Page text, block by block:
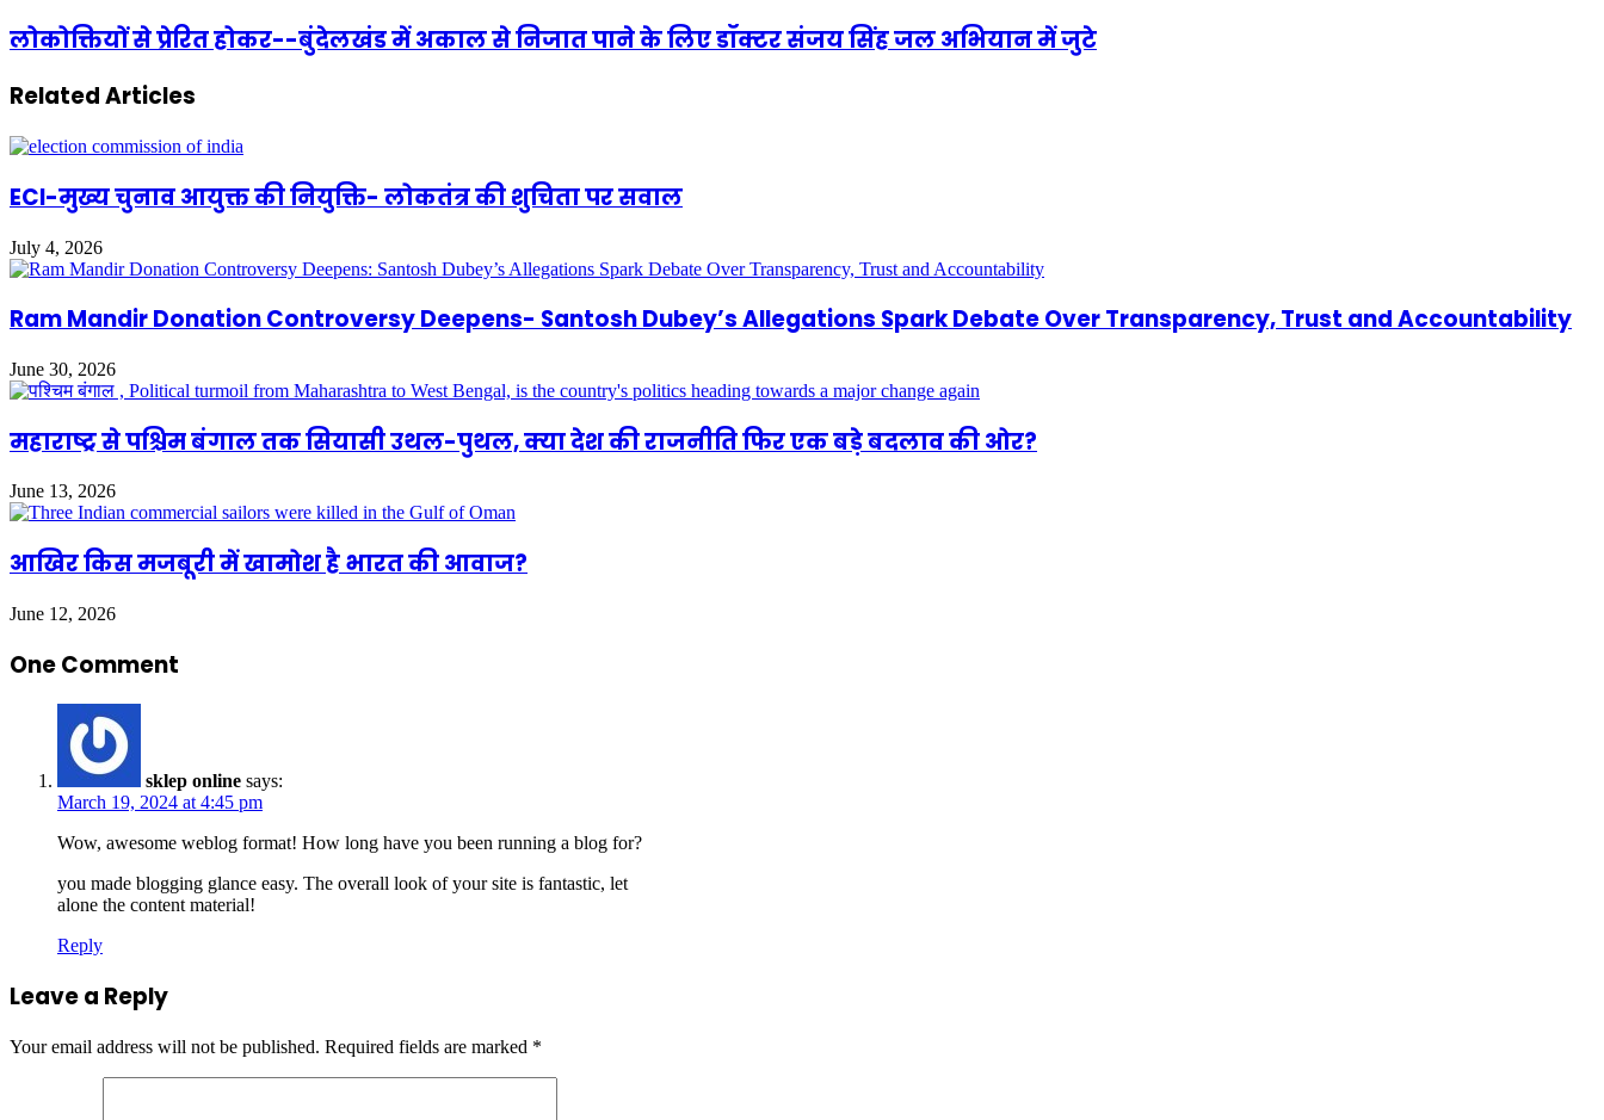
लोकोक्तियों से प्रेरित होकर--बुंदेलखंड में अकाल से निजात पाने के लिए डॉक्टर संजय सिंह जल अभियान में जुटे
Related Articles
ECI-मुख्य चुनाव आयुक्त की नियुक्ति- लोकतंत्र की शुचिता पर सवाल
July 4, 2026
Ram Mandir Donation Controversy Deepens- Santosh Dubey’s Allegations Spark Debate Over Transparency, Trust and Accountability
June 30, 2026
महाराष्ट्र से पश्चिम बंगाल तक सियासी उथल-पुथल, क्या देश की राजनीति फिर एक बड़े बदलाव की ओर?
June 13, 2026
आखिर किस मजबूरी में खामोश है भारत की आवाज?
June 12, 2026
One Comment
sklep online says:
March 19, 2024 at 4:45 pm
Wow, awesome weblog format! How long have you been running a blog for?
you made blogging glance easy. The overall look of your site is fantastic, let
alone the content material!
Reply
Leave a Reply
Your email address will not be published. Required fields are marked *